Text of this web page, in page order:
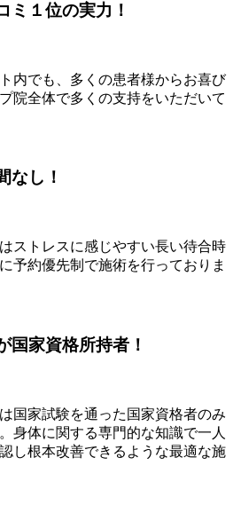
ミ１位の実力！
内でも、多くの患者様からお喜び
院全体で多くの支持をいただいて
なし！
ストレスに感じやすい長い待合時
予約優先制で施術を行っておりま
国家資格所持者！
国家試験を通った国家資格者のみ
身体に関する専門的な知識で一人
し根本改善できるような最適な施